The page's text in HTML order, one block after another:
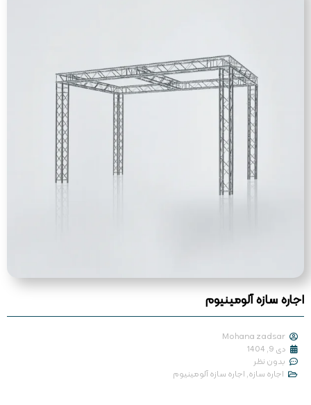
اجاره سازه آلومینیوم
Mohana zadsar
دی 9, 1404
بدون نظر
اجاره سازه, اجاره سازه آلومینیوم